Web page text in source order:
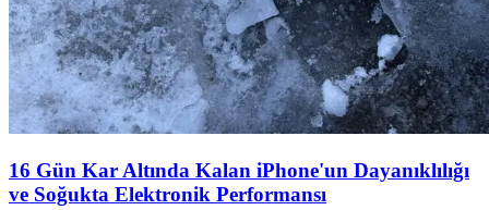
16 Gün Kar Altında Kalan iPhone'un Dayanıklılığı
ve Soğukta Elektronik Performansı